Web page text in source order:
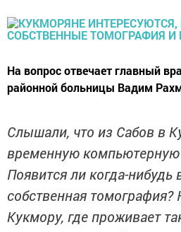
На вопрос отвечает главный
районной больницы Вадим
Слышали, что из Сабов в
временную
Появится ли когда-нибудь
собственная томография?
Кукмору, где проживает